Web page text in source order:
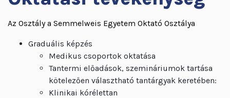
Az Osztály a Semmelweis Egyetem Oktató Osztálya
Graduális képzés
Medikus csoportok oktatása
Tantermi előadások, szemináriumok tartása
kötelezően választható tantárgyak keretében:
Klinikai kórélettan